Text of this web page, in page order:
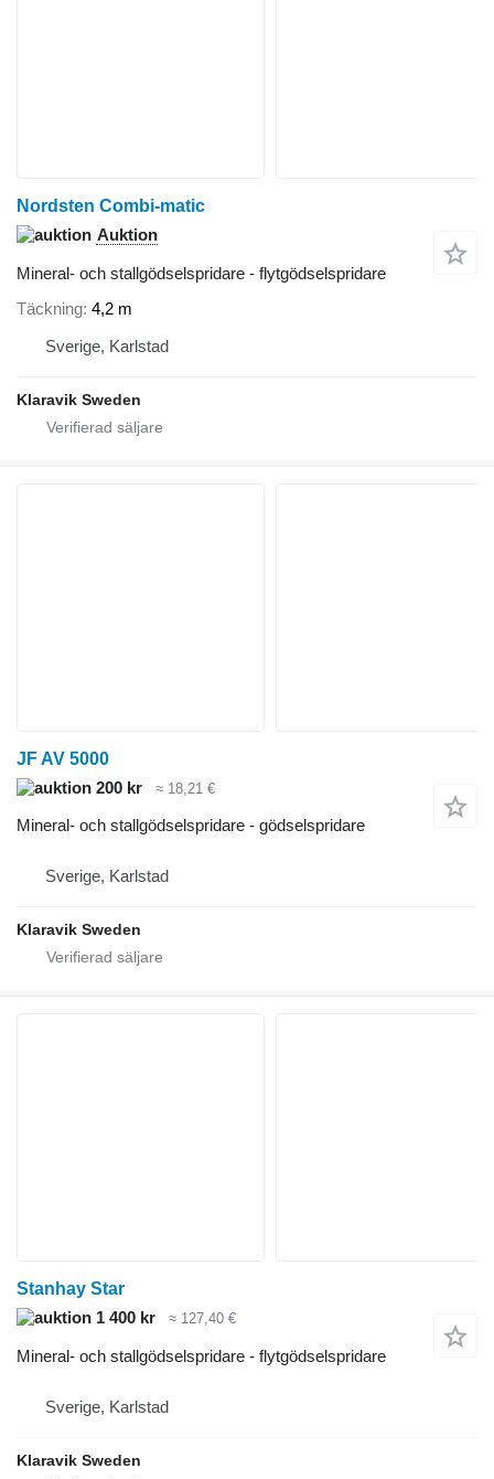
Nordsten Combi-matic
Auktion
Mineral- och stallgödselspridare - flytgödselspridare
Täckning 4,2 m
Sverige, Karlstad
Klaravik Sweden
JF AV 5000
200 kr
≈ 18,21 €
Mineral- och stallgödselspridare - gödselspridare
Sverige, Karlstad
Klaravik Sweden
Stanhay Star
1 400 kr
≈ 127,40 €
Mineral- och stallgödselspridare - flytgödselspridare
Sverige, Karlstad
Klaravik Sweden